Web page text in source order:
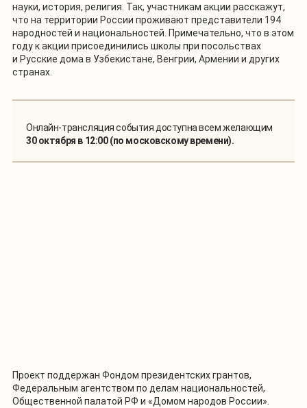
науки, история, религия. Так, участникам акции расскажут,
что на территории России проживают представители 194
народностей и национальностей. Примечательно, что в этом
году к акции присоединились школы при посольствах
и Русские дома в Узбекистане, Венгрии, Армении и других
странах.
Онлайн-трансляция события доступна всем желающим
30 октября в 12:00 (по московскому времени).
Проект поддержан Фондом президентских грантов,
Федеральным агентством по делам национальностей,
Общественной палатой РФ и «Домом народов России».